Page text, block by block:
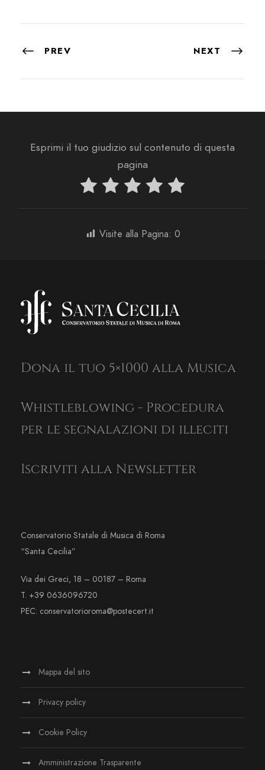
PREV NEXT
Esprimi il tuo giudizio sul contenuto di questa
pagina
Visite alla Pagina: 0
Dona il tuo 5×1000 alla Musica
Whistleblowing - Procedura
per le segnalazioni di illeciti
Iscriviti alla Newsletter
Conservatorio Statale di Musica di Roma
“Santa Cecilia”
Via dei Greci, 18 – 00187 – Roma
T. +39 0636096720
PEC: conservatorioroma@postecert.it
Mappa del sito
Privacy policy
Cookie Policy
Amministrazione Trasparente